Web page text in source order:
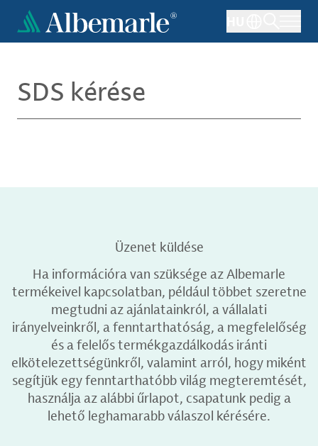
Ugrás
tartalomra
SDS kérése
Üzenet küldése
Ha információra van szüksége az Albemarle
termékeivel kapcsolatban, például többet szeretne
megtudni az ajánlatainkról, a vállalati
irányelveinkről, a fenntarthatóság, a megfelelőség
és a felelős termékgazdálkodás iránti
elkötelezettségünkről, valamint arról, hogy miként
segítjük egy fenntarthatóbb világ megteremtését,
használja az alábbi űrlapot, csapatunk pedig a
lehető leghamarabb válaszol kérésére.